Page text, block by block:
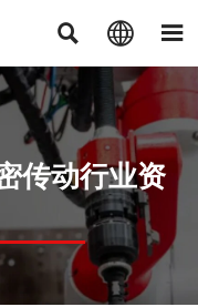
  
传动行业资